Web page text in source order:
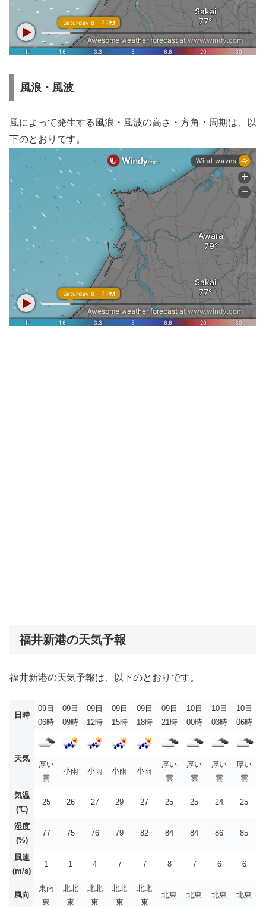
風浪・風波
風によって発生する風浪・風波の高さ・方角・周期は、以
下のとおりです。
福井新港の天気予報
福井新港の天気予報は、以下のとおりです。
日時
09日
06時
09日
09時
09日
12時
09日
15時
09日
18時
09日
21時
10日
00時
10日
03時
10日
06時
天気
厚い
雲
小雨 小雨 小雨 小雨
厚い
雲
厚い
雲
厚い
雲
厚い
雲
気温
(℃)
25 26 27 29 27 25 25 24 25
湿度
(%)
77 75 76 79 82 84 84 86 85
風速
(m/s)
1 1 4 7 7 8 7 6 6
風向
東南
東
北北
東
北北
東
北北
東
北北
東
北東 北東 北東 北東